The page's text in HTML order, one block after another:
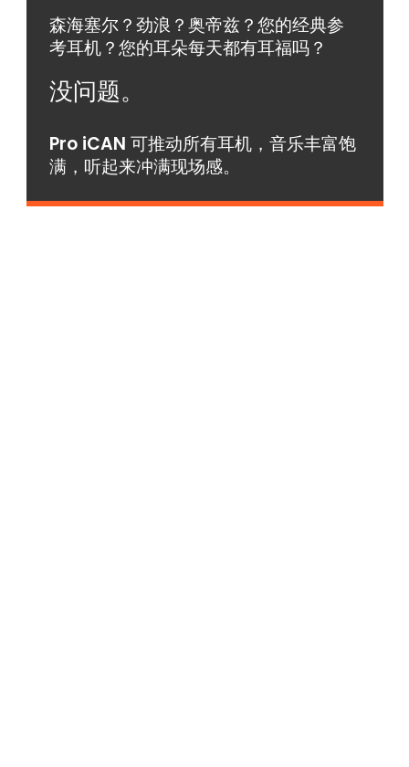
森海塞尔？劲浪？奥帝兹？您的经典参
考耳机？您的耳朵每天都有耳福吗？
没问题。
Pro iCAN 可推动所有耳机，音乐丰富饱
满，听起来冲满现场感。